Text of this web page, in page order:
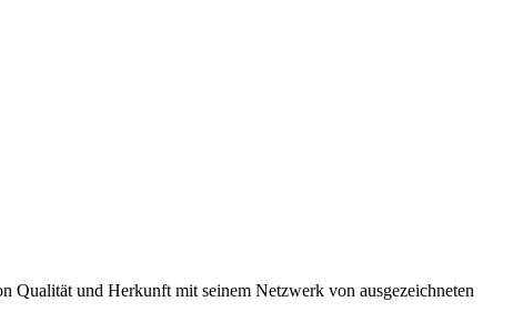
Qualität und Herkunft mit seinem Netzwerk von ausgezeichneten